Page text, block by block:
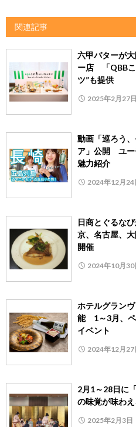
関連記事
六甲バターが
ー店 「QBBこ
ツ”も提供
2025年2月27日
動画「巡ろう
ア」公開 ユー
魅力紹介
2024年12月24
日商とぐるな
京、名古屋、
開催
2024年10月30
ホテルグラン
能 1～3月、ペ
イベント
2024年12月27
2月1～28日に
の味覚が味わ
2025年2月3日